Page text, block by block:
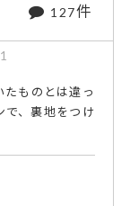
127件
ものとは違っ
で、裏地をつけ